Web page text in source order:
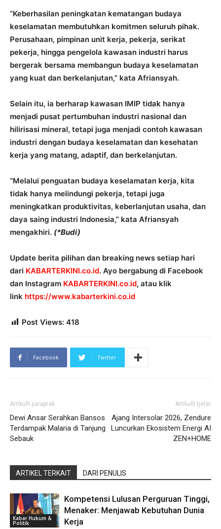
“Keberhasilan peningkatan kematangan budaya
keselamatan membutuhkan komitmen seluruh pihak.
Perusahaan, pimpinan unit kerja, pekerja, serikat
pekerja, hingga pengelola kawasan industri harus
bergerak bersama membangun budaya keselamatan
yang kuat dan berkelanjutan,” kata Afriansyah.
Selain itu, ia berharap kawasan IMIP tidak hanya
menjadi pusat pertumbuhan industri nasional dan
hilirisasi mineral, tetapi juga menjadi contoh kawasan
industri dengan budaya keselamatan dan kesehatan
kerja yang matang, adaptif, dan berkelanjutan.
“Melalui penguatan budaya keselamatan kerja, kita
tidak hanya melindungi pekerja, tetapi juga
meningkatkan produktivitas, keberlanjutan usaha, dan
daya saing industri Indonesia,” kata Afriansyah
mengakhiri. (*Budi)
Update berita pilihan dan breaking news setiap hari
dari KABARTERKINI.co.id. Ayo bergabung di Facebook
dan Instagram KABARTERKINI.co.id, atau klik
link https://www.kabarterkini.co.id
Post Views: 418
Facebook Twitter
Artikulli paraprak
Dewi Ansar Serahkan Bansos
Terdampak Malaria di Tanjung
Sebauk
Artikulli tjetër
Ajang Intersolar 2026, Zendure
Luncurkan Ekosistem Energi AI
ZEN+HOME
ARTIKEL TERKAIT DARI PENULIS
Kabar Hukum &
Politik
Kompetensi Lulusan Perguruan Tinggi,
Menaker: Menjawab Kebutuhan Dunia
Kerja